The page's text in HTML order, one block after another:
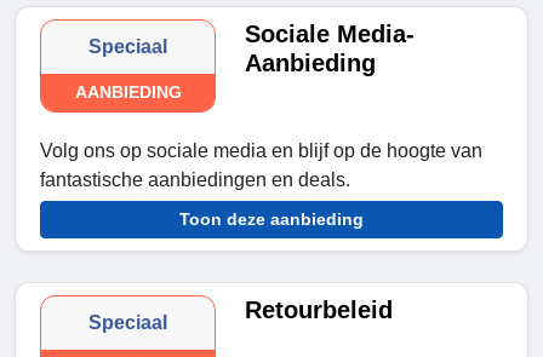
Speciaal
AANBIEDING
Sociale Media-
Aanbieding
Volg ons op sociale media en blijf op de hoogte van
fantastische aanbiedingen en deals.
Toon deze aanbieding
Speciaal Retourbeleid